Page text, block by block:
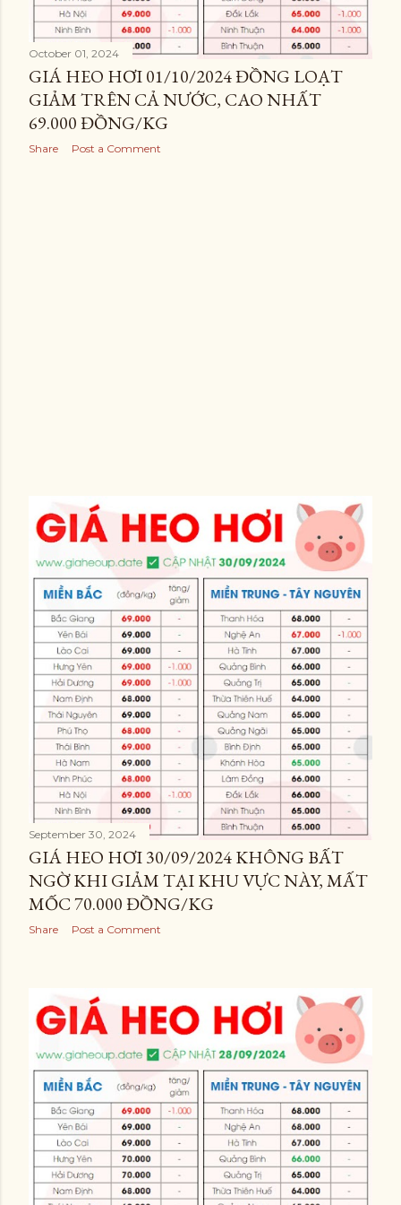
October 01, 2024
GIÁ HEO HƠI 01/10/2024 ĐỒNG LOẠT
GIẢM TRÊN CẢ NƯỚC, CAO NHẤT
69.000 ĐỒNG/KG
Share Post a Comment
September 30, 2024
GIÁ HEO HƠI 30/09/2024 KHÔNG BẤT
NGỜ KHI GIẢM TẠI KHU VỰC NÀY, MẤT
MỐC 70.000 ĐỒNG/KG
Share Post a Comment